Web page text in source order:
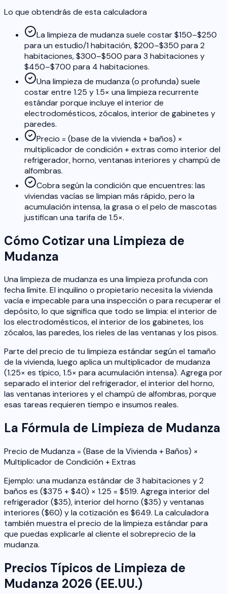
Lo que obtendrás de esta calculadora
La limpieza de mudanza suele costar $150–$250
para un estudio/1 habitación, $200–$350 para 2
habitaciones, $300–$500 para 3 habitaciones y
$450–$700 para 4 habitaciones.
Una limpieza de mudanza (o profunda) suele
costar entre 1.25 y 1.5× una limpieza recurrente
estándar porque incluye el interior de
electrodomésticos, zócalos, interior de gabinetes y
paredes.
Precio = (base de la vivienda + baños) ×
multiplicador de condición + extras como interior del
refrigerador, horno, ventanas interiores y champú de
alfombras.
Cobra según la condición que encuentres: las
viviendas vacías se limpian más rápido, pero la
acumulación intensa, la grasa o el pelo de mascotas
justifican una tarifa de 1.5×.
Cómo Cotizar una Limpieza de
Mudanza
Una limpieza de mudanza es una limpieza profunda con
fecha límite. El inquilino o propietario necesita la vivienda
vacía e impecable para una inspección o para recuperar el
depósito, lo que significa que todo se limpia: el interior de
los electrodomésticos, el interior de los gabinetes, los
zócalos, las paredes, los rieles de las ventanas y los pisos.
Parte del precio de tu limpieza estándar según el tamaño
de la vivienda, luego aplica un multiplicador de mudanza
(1.25× es típico, 1.5× para acumulación intensa). Agrega por
separado el interior del refrigerador, el interior del horno,
las ventanas interiores y el champú de alfombras, porque
esas tareas requieren tiempo e insumos reales.
La Fórmula de Limpieza de Mudanza
Precio de Mudanza = (Base de la Vivienda + Baños) ×
Multiplicador de Condición + Extras
Ejemplo: una mudanza estándar de 3 habitaciones y 2
baños es ($375 + $40) × 1.25 = $519. Agrega interior del
refrigerador ($35), interior del horno ($35) y ventanas
interiores ($60) y la cotización es $649. La calculadora
también muestra el precio de la limpieza estándar para
que puedas explicarle al cliente el sobreprecio de la
mudanza.
Precios Típicos de Limpieza de
Mudanza 2026 (EE.UU.)